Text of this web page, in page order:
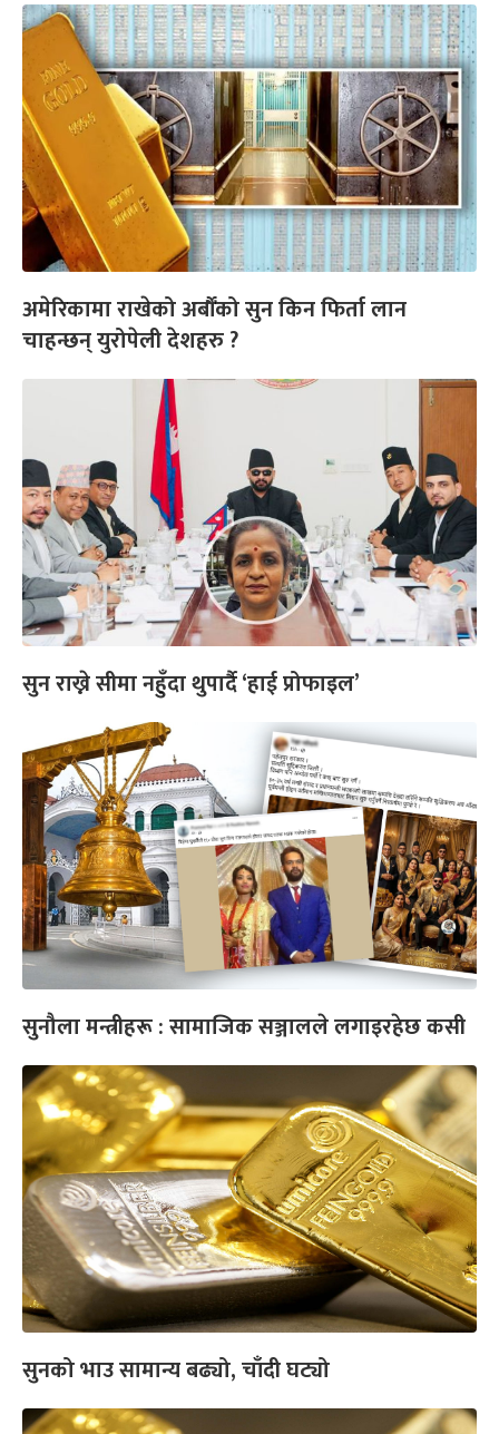
अमेरिकामा राखेको अर्बौँको सुन किन फिर्ता लान
चाहन्छन् युरोपेली देशहरु ?
सुन राख्ने सीमा नहुँदा थुपार्दै ‘हाई प्रोफाइल’
सुनौला मन्त्रीहरू : सामाजिक सञ्जालले लगाइरहेछ कसी
सुनको भाउ सामान्य बढ्यो, चाँदी घट्यो